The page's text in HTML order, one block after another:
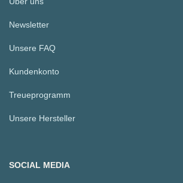
Newsletter
Unsere FAQ
Kundenkonto
Treueprogramm
Unsere Hersteller
SOCIAL MEDIA